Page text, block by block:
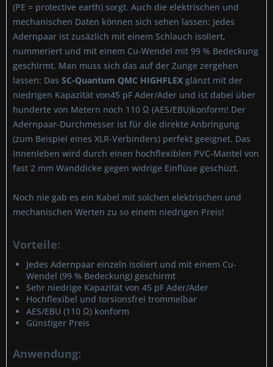
(PE = protective earth) sorgt. Auch die elektrischen und
mechanischen Daten können sich sehen lassen: Jedes
Adernpaar ist zusäzlich mit einem Schlauch isoliert,
nummeriert und mit einem Cu-Wendel mit 99 % Bedeckung
geschirmt. Man muss sich das auf der Zunge zergehen
lassen: Das SC-Quantum QMC HIGHFLEX glänzt mit der
niedrigen Kapazität von45 pF Ader/Ader und ist dabei über
hunderte von Metern noch 110 Ω (AES/EBU)konform! Der
Adernpaar-Durchmesser ist für die direkte Anbringung
(zum Beispiel eines XLR-Verbinders) perfekt geeignet. Das
Innenleben wird durch einen hochflexiblen PVC-Mantel von
fast 2 mm Wanddicke gegen widrige Einflüse geschüzt.
Noch nie gab es ein Kabel mit solchen elektrischen und
mechanischen Werten zu so einem niedrigen Preis!
Vorteile:
Jedes Adernpaar einzeln isoliert und mit einem Cu-
Wendel (99 % Bedeckung) geschirmt
Sehr niedrige Kapazität von 45 pF Ader/Ader
Hochflexibel und torsionsfrei trommelbar
AES/EBU (110 Ω) konform
Günstiger Preis
Anwendung: